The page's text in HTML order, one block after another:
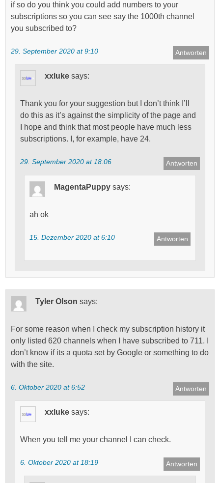
if so do you think you could add numbers to your
subscriptions so you can see say the 1000th channel
you subscribed to?
Antworten
29. September 2020 at 9:10
xxluke says:
Thank you for your suggestion but I don’t think I’ll
do this as it’s against the simplicity of the page and
I hope and think that most people have much less
subscriptions. I, for example, have 24.
Antworten
29. September 2020 at 18:06
MagentaPuppy says:
ah ok
Antworten
15. Dezember 2020 at 6:10
Tyler Olson says:
For some reason when I check my subscription history it
only listed 620 channels when I have subscribed to 711. I
don’t know if its a quota set by Google or something to do
with the site.
Antworten
6. Oktober 2020 at 6:52
xxluke says:
When you tell me your channel I can check.
Antworten
6. Oktober 2020 at 18:19